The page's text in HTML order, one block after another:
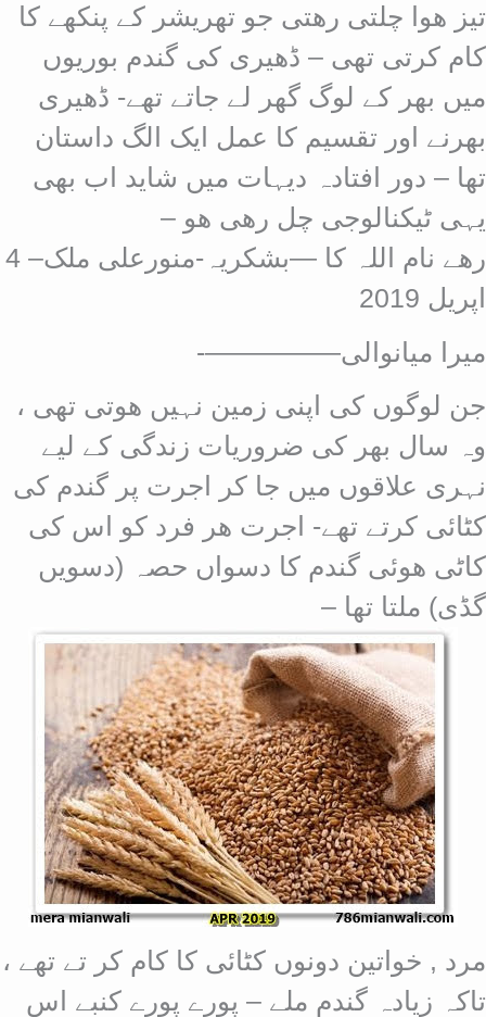
تیز ھوا چلتی رھتی جو تھریشر کے پنکھے کا
کام کرتی تھی – ڈھیری کی گندم بوریوں
میں بھر کے لوگ گھر لے جاتے تھے- ڈھیری
بھرنے اور تقسیم کا عمل ایک الگ داستان
تھا – دور افتادہ دیہات میں شاید اب بھی
یہی ٹیکنالوجی چل رھی ھو –
رھے نام اللہ کا —
بشکریہ-منورعلی ملک– 4
اپریل 2019
میرا میانوالی—————-
جن لوگوں کی اپنی زمین نہیں ھوتی تھی ،
وہ سال بھر کی ضروریات زندگی کے لیے
نہری علاقوں میں جا کر اجرت پر گندم کی
کٹائی کرتے تھے- اجرت ھر فرد کو اس کی
کاٹی ھوئی گندم کا دسواں حصہ (دسویں
گڈی) ملتا تھا –
مرد , خواتین دونوں کٹائی کا کام کر تے تھے ،
تاکہ زیادہ گندم ملے – پورے پورے کنبے اس